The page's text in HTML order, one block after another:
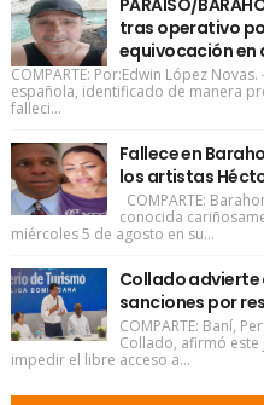
PARAISO/
tras operativo
equivocación
COMPARTE: Por:Edwin López
española, identificado de manera
falleci...
Fallece en
los artistas
COMPARTE:
conocida
miércoles 5 de agosto en su...
Collado
sanciones por
COMPARTE: Baní,
Collado, afirmó
impedir el libre acceso a...